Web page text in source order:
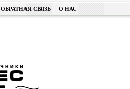
ОБРАТНАЯ СВЯЗЬ О НАС